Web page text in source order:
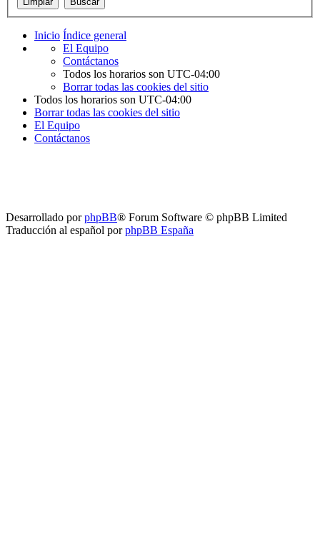
Inicio Índice general
El Equipo
Contáctanos
Todos los horarios son UTC-04:00
Borrar todas las cookies del sitio
Todos los horarios son UTC-04:00
Borrar todas las cookies del sitio
El Equipo
Contáctanos
Desarrollado porphpBB® Forum Software © phpBB Limited
Traducción al español porphpBB España